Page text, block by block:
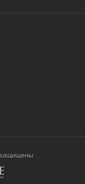
защищены